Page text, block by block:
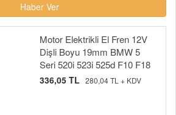
Haber Ver
Motor Elektrikli El Fren 12V
Dişli Boyu 19mm BMW 5
Seri 520i 523i 525d F10 F18
336,05 TL 280,04 TL + KDV